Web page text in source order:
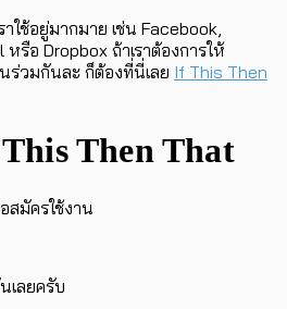
ใช้อยู่มากมาย เช่น Facebook,
รือ Dropbox ถ้าเราต้องการให้
ร่วมกันละ ก็ต้องที่นี่เลย If This Then
Then That
อสมัครใช้งาน
เลยครับ